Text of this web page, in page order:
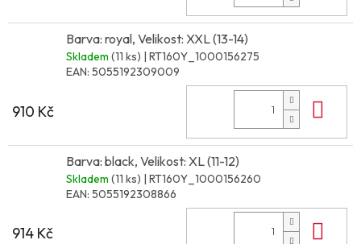
Barva: royal, Velikost: XXL (13-14)
Skladem (11 ks) | RT160Y_1000156275
EAN: 5055192309009
910 Kč
Barva: black, Velikost: XL (11-12)
Skladem (11 ks) | RT160Y_1000156260
EAN: 5055192308866
914 Kč